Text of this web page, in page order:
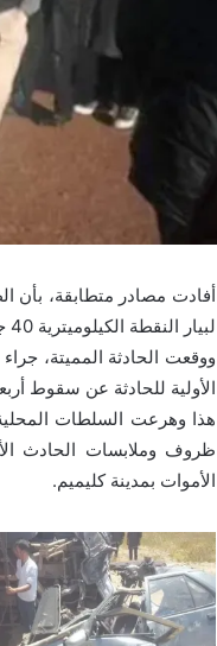
أفادت مصادر متطابقة، بأن
لبيار النقطة الكيلوميترية 40 جنوب كليميم.
ووقعت الحادثة المميتة،
الأولية للحادثة عن سقوط
هذا وهرعت السلطات
ظروف وملابسات الحادث
الأموات بمدينة كليميم.